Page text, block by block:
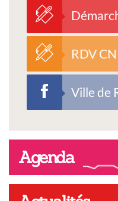
RDV
Ville de
Agenda